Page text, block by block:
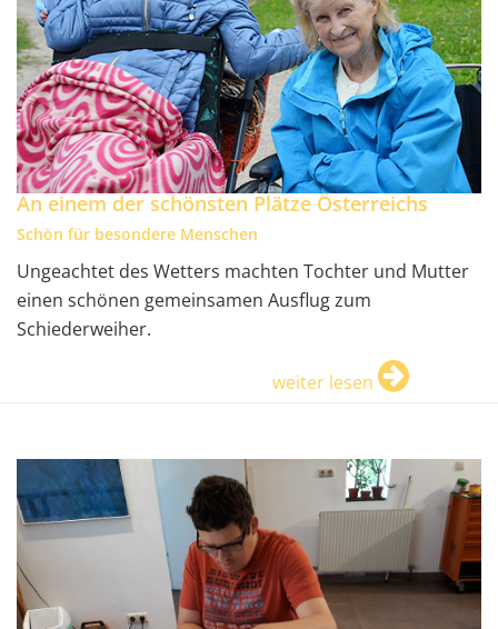
An einem der schönsten Plätze Österreichs
Schön für besondere Menschen
Ungeachtet des Wetters machten Tochter und Mutter
einen schönen gemeinsamen Ausflug zum
Schiederweiher.
weiter lesen